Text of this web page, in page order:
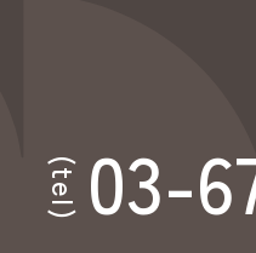
(tel) 03-